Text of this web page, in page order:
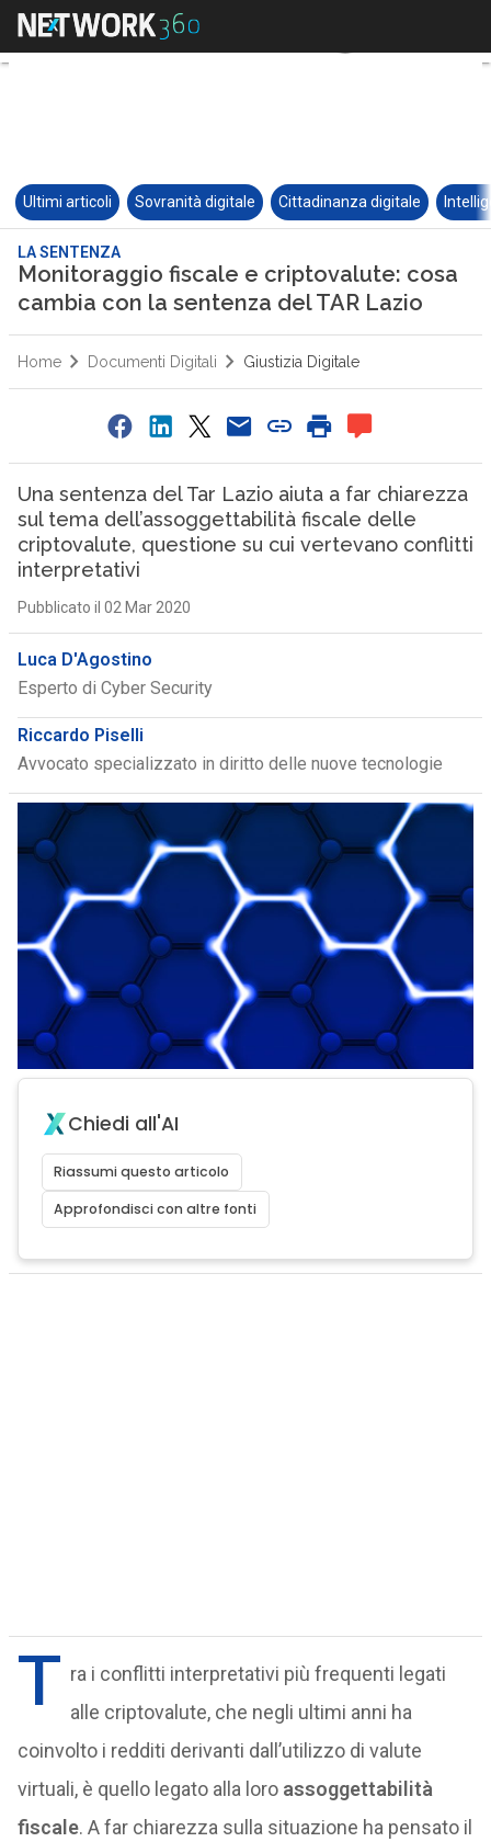
Ultimi articoli Sovranità digitale Cittadinanza digitale
LA SENTENZA
Monitoraggio fiscale e criptovalute: cosa
cambia con la sentenza del TAR Lazio
Home Documenti Digitali Giustizia Digitale
Una sentenza del Tar Lazio aiuta a far chiarezza
sul tema dell’assoggettabilità fiscale delle
criptovalute, questione su cui vertevano conflitti
interpretativi
Pubblicato il 02 Mar 2020
Luca D'Agostino
Esperto di Cyber Security
Riccardo Piselli
Avvocato specializzato in diritto delle nuove tecnologie
Chiedi all'AI
Riassumi questo articolo
Approfondisci con altre fonti
T ra i conflitti interpretativi più frequenti legati
alle criptovalute, che negli ultimi anni ha
coinvolto i redditi derivanti dall’utilizzo di valute
virtuali, è quello legato alla loro assoggettabilità
fiscale. A far chiarezza sulla situazione ha pensato il